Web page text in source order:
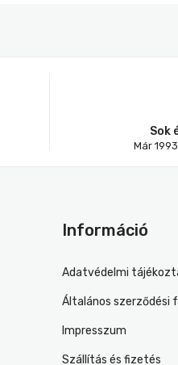
Sok
Már
Információ
Adatvédelmi
Általános szerződési
Impresszum
Szállítás és fizetés